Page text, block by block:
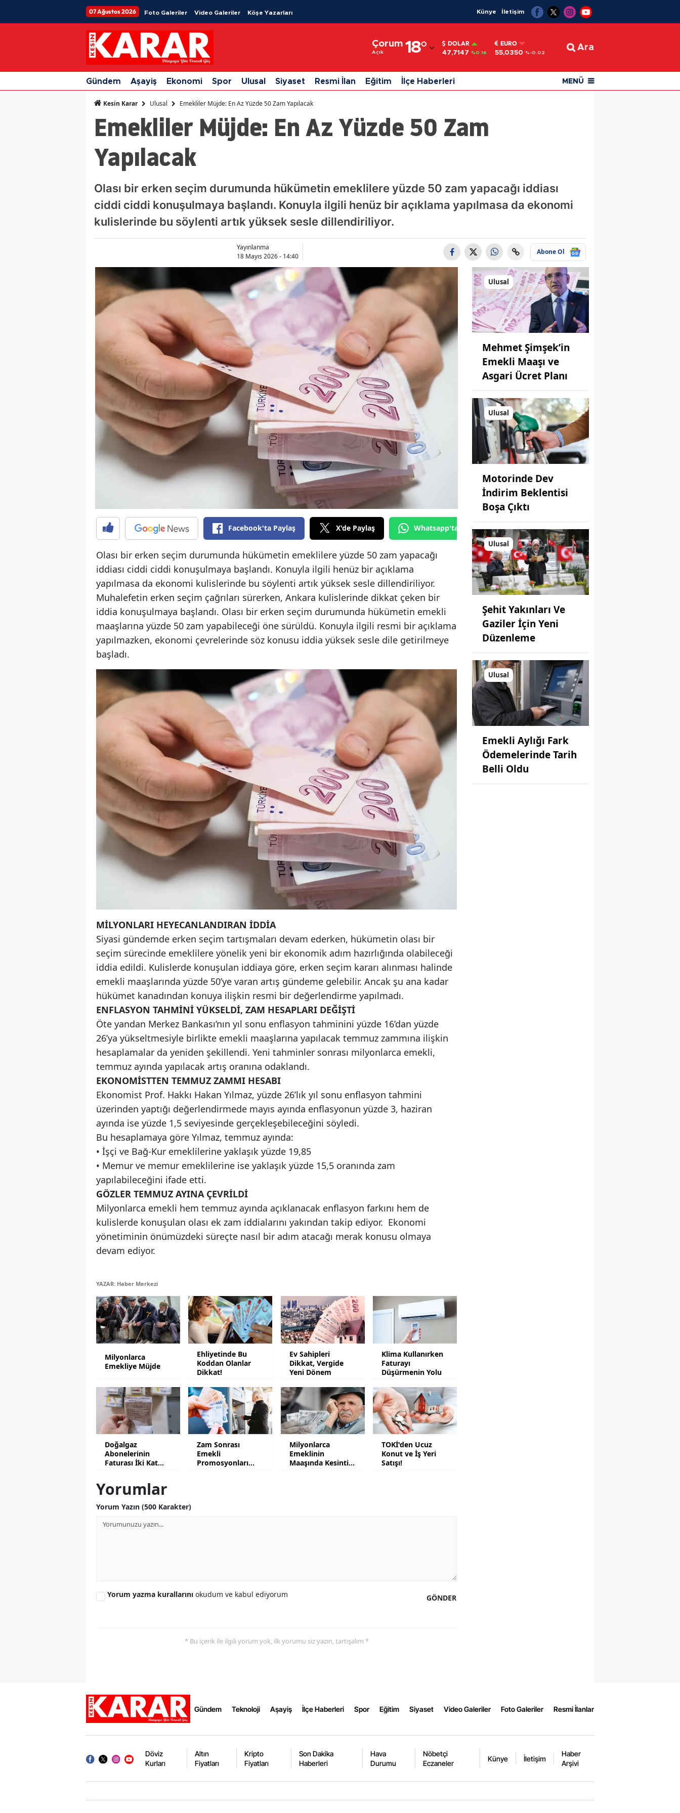
07 Ağustos 2026 Foto Galeriler Video Galeriler Köşe Yazarları Künye İletişim
Çorum
Açık 18°
Adıyaman
Afyonkarahisar
Ağrı
Ankara
Aydın
Balıkesir
Bilecik
Bitlis
Burdur
Bursa
Çanakkale
Çankırı
Çorum
Denizli
Diyarbakır
Edirne
Elazığ
Erzincan
Erzurum
Gaziantep
Giresun
Gümüşhane
Hakkari
Isparta
Mersin
İstanbul
İzmir
Kars
Kastamonu
Kayseri
Kırklareli
Kırşehir
Kocaeli
Konya
Manisa
Kahramanmaraş
Mardin
Muş
Nevşehir
Rize
Siirt
Sivas
Tekirdağ
Tunceli
Şanlıurfa
Uşak
Van
Yozgat
Zonguldak
Aksaray
Bayburt
Karaman
DOLAR
47,7147 %0.16
EURO
55,0350 %-0.02
Ara
Gündem Aşayiş Ekonomi Spor Ulusal Siyaset Resmi İlan Eğitim İlçe Haberleri MENÜ
Kesin Karar Ulusal Emekliler Müjde: En Az Yüzde 50 Zam Yapılacak
Emekliler Müjde: En Az Yüzde 50 Zam
Yapılacak
Olası bir erken seçim durumunda hükümetin emeklilere yüzde 50 zam yapacağı iddiası
ciddi ciddi konuşulmaya başlandı. Konuyla ilgili henüz bir açıklama yapılmasa da ekonomi
kulislerinde bu söylenti artık yüksek sesle dillendiriliyor.
Yayınlanma
18 Mayıs 2026 - 14:40
Abone Ol
Facebook'ta Paylaş X'de Paylaş Whatsapp'tan Gönder
Olası bir erken seçim durumunda hükümetin emeklilere yüzde 50 zam yapacağı
iddiası ciddi ciddi konuşulmaya başlandı. Konuyla ilgili henüz bir açıklama
yapılmasa da ekonomi kulislerinde bu söylenti artık yüksek sesle dillendiriliyor.
Muhalefetin erken seçim çağrıları sürerken, Ankara kulislerinde dikkat çeken bir
iddia konuşulmaya başlandı. Olası bir erken seçim durumunda hükümetin emekli
maaşlarına yüzde 50 zam yapabileceği öne sürüldü. Konuyla ilgili resmi bir açıklama
yapılmazken, ekonomi çevrelerinde söz konusu iddia yüksek sesle dile getirilmeye
başladı.
MİLYONLARI HEYECANLANDIRAN İDDİA
Siyasi gündemde erken seçim tartışmaları devam ederken, hükümetin olası bir
seçim sürecinde emeklilere yönelik yeni bir ekonomik adım hazırlığında olabileceği
iddia edildi. Kulislerde konuşulan iddiaya göre, erken seçim kararı alınması halinde
emekli maaşlarında yüzde 50’ye varan artış gündeme gelebilir. Ancak şu ana kadar
hükümet kanadından konuya ilişkin resmi bir değerlendirme yapılmadı.
ENFLASYON TAHMİNİ YÜKSELDİ, ZAM HESAPLARI DEĞİŞTİ
Öte yandan Merkez Bankası’nın yıl sonu enflasyon tahminini yüzde 16’dan yüzde
26’ya yükseltmesiyle birlikte emekli maaşlarına yapılacak temmuz zammına ilişkin
hesaplamalar da yeniden şekillendi. Yeni tahminler sonrası milyonlarca emekli,
temmuz ayında yapılacak artış oranına odaklandı.
EKONOMİSTTEN TEMMUZ ZAMMI HESABI
Ekonomist Prof. Hakkı Hakan Yılmaz, yüzde 26’lık yıl sonu enflasyon tahmini
üzerinden yaptığı değerlendirmede mayıs ayında enflasyonun yüzde 3, haziran
ayında ise yüzde 1,5 seviyesinde gerçekleşebileceğini söyledi.
Bu hesaplamaya göre Yılmaz, temmuz ayında:
• İşçi ve Bağ-Kur emeklilerine yaklaşık yüzde 19,85
• Memur ve memur emeklilerine ise yaklaşık yüzde 15,5 oranında zam
yapılabileceğini ifade etti.
GÖZLER TEMMUZ AYINA ÇEVRİLDİ
Milyonlarca emekli hem temmuz ayında açıklanacak enflasyon farkını hem de
kulislerde konuşulan olası ek zam iddialarını yakından takip ediyor. Ekonomi
yönetiminin önümüzdeki süreçte nasıl bir adım atacağı merak konusu olmaya
devam ediyor.
YAZAR: Haber Merkezi
Milyonlarca
Emekliye Müjde
Ehliyetinde Bu
Koddan Olanlar
Dikkat!
Ev Sahipleri
Dikkat, Vergide
Yeni Dönem
Klima Kullanırken
Faturayı
Düşürmenin Yolu
Doğalgaz
Abonelerinin
Faturası İki Kat
Zam Sonrası
Emekli
Promosyonları
Milyonlarca
Emeklinin
Maaşında Kesinti
TOKİ'den Ucuz
Konut ve İş Yeri
Satışı!
Yorumlar
Yorum Yazın (500 Karakter)
GÖNDER
Yorum yazma kurallarını okudum ve kabul ediyorum
* Bu içerik ile ilgili yorum yok, ilk yorumu siz yazın, tartışalım *
Ulusal
Mehmet Şimşek’in
Emekli Maaşı ve
Asgari Ücret Planı
Ulusal
Motorinde Dev
İndirim Beklentisi
Boşa Çıktı
Ulusal
Şehit Yakınları Ve
Gaziler İçin Yeni
Düzenleme
Ulusal
Emekli Aylığı Fark
Ödemelerinde Tarih
Belli Oldu
Gündem Teknoloji Aşayiş İlçe Haberleri Spor Eğitim Siyaset Video Galeriler Foto Galeriler Resmi İlanlar
Döviz
Kurları
Altın
Fiyatları
Kripto
Fiyatları
Son Dakika
Haberleri
Hava
Durumu
Nöbetçi
Eczaneler
Künye İletişim
Haber
Arşivi